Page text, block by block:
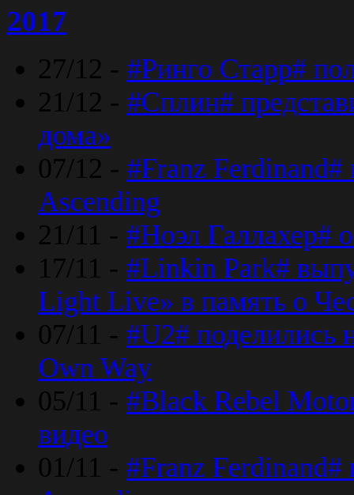
2017
27/12 - #Ринго Старр#
21/12 - #Сплин#
дома»
07/12 - #Franz
Ascending
21/11 - #Ноэл Галлахер#
17/11 - #Linkin Park#
Light Live» в память о
07/11 - #U2#
Own Way
05/11 - #Black Rebel
видео
01/11 - #Franz Ferdinand#